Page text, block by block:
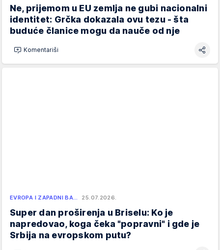
Ne, prijemom u EU zemlja ne gubi nacionalni
identitet: Grčka dokazala ovu tezu - šta
buduće članice mogu da nauče od nje
Komentariši
EVROPA I ZAPADNI BA… 25.07.2026.
Super dan proširenja u Briselu: Ko je
napredovao, koga čeka "popravni" i gde je
Srbija na evropskom putu?